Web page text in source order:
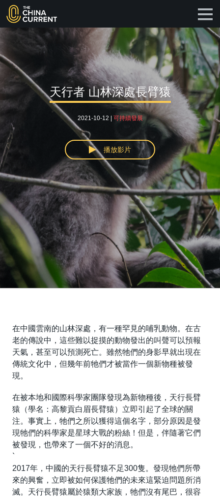
天行者 山林深處長臂猿
2021-10-12 | 可持續發展
播放影片
在中國雲南的山林深處，有一種罕見的哺乳動物。在古
老的傳說中，這些難以捉摸的動物發出的叫聲可以預報
天氣，甚至可以預測死亡。雖然牠們的身影早就出現在
傳統文化中，但幾年前牠們才被當作一個新物種被發
現。
在被本地和國際科學家團隊發現為新物種後，天行長臂
猿（學名：高黎貢白眉長臂猿）立即引起了全球的關
注。事實上，牠們之所以獲得這個名字，部分原因是發
現牠們的科學家是星球大戰的粉絲！但是，伴隨著它們
被發現，也帶來了一個不好的消息。
`
2017年，中國的天行長臂猿不足300隻。發現牠們所帶
來的興奮，立即被如何保護牠們的未來這緊迫問題所消
滅。天行長臂猿屬於猿類大家族，牠們沒有尾巴，很容